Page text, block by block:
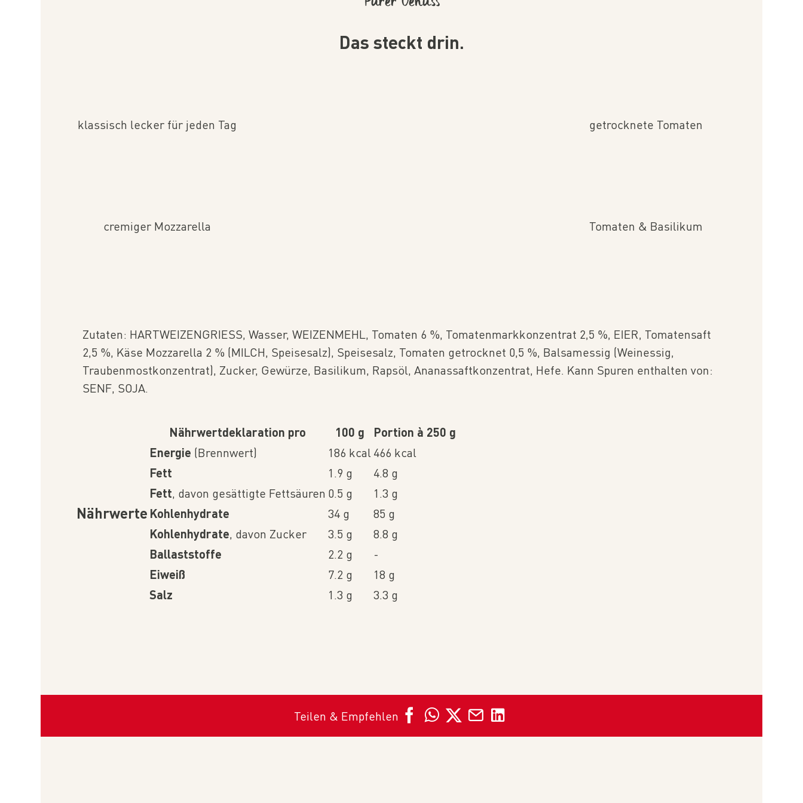
Das steckt drin.
klassisch lecker für jeden Tag
cremiger Mozzarella
getrocknete Tomaten
Tomaten & Basilikum
Zutaten: HARTWEIZENGRIESS, Wasser, WEIZENMEHL, Tomaten 6 %, Tomatenmarkkonzentrat 2,5 %, EIER, Tomatensaft
2,5 %, Käse Mozzarella 2 % (MILCH, Speisesalz), Speisesalz, Tomaten getrocknet 0,5 %, Balsamessig (Weinessig,
Traubenmostkonzentrat), Zucker, Gewürze, Basilikum, Rapsöl, Ananassaftkonzentrat, Hefe. Kann Spuren enthalten von:
SENF, SOJA.
Nährwerte
Nährwertdeklaration pro 100 g
Portion à 250 g
Energie (Brennwert) 186 kcal 466 kcal
Fett
1.9 g
4.8 g
Fett, davon gesättigte Fettsäuren 0.5 g
1.3 g
Kohlenhydrate
34 g
85 g
Kohlenhydrate, davon Zucker 3.5 g
8.8 g
Ballaststoffe
2.2 g
-
Eiweiß
7.2 g
18 g
Salz
1.3 g 3.3 g
Teilen & Empfehlen